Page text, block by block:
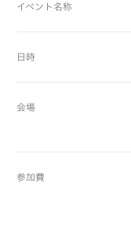
イベント名称
日時
会場
参加費